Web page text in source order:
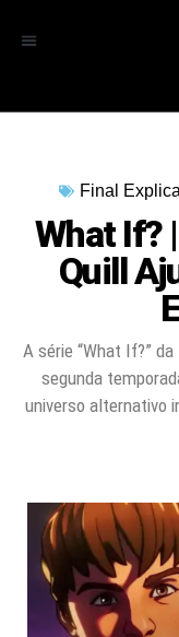
Final
What If?
Quill
A série “What If?”
segunda
universo alternativo